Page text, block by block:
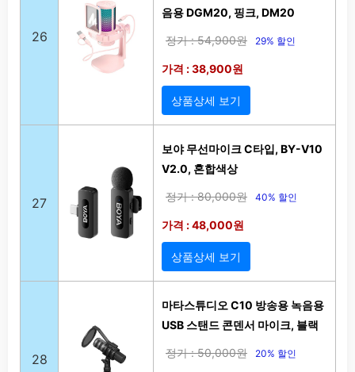
26
음용 DGM20, 핑크, DM20
정가 : 54,900원 29% 할인
가격 : 38,900원
상품상세 보기
27
보야 무선마이크 C타입, BY-V10
V2.0, 혼합색상
정가 : 80,000원 40% 할인
가격 : 48,000원
상품상세 보기
28
마타스튜디오 C10 방송용 녹음용
USB 스탠드 콘덴서 마이크, 블랙
정가 : 50,000원 20% 할인